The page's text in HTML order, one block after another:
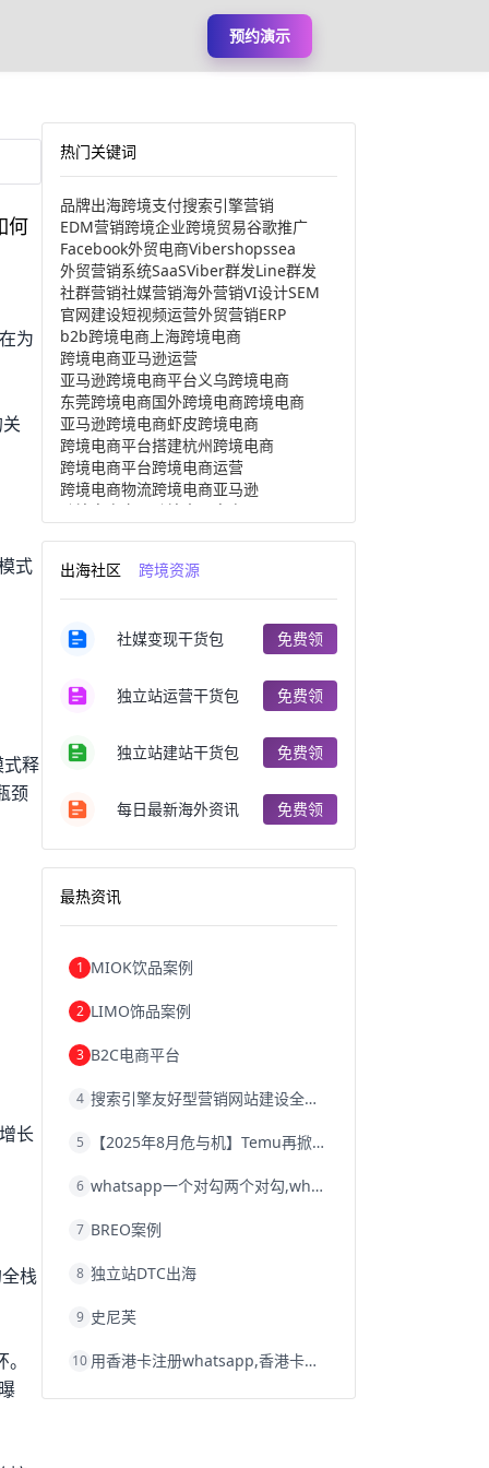
预约演示
何
为
式
式释
颈
长
栈
热门关键词
品牌出海跨境支付搜索引擎营销
EDM营销跨境企业跨境贸易谷歌推广
Facebook外贸电商Vibershopssea
外贸营销系统SaaSViber群发Line群发
社群营销社媒营销海外营销VI设计SEM
官网建设短视频运营外贸营销ERP
b2b跨境电商 上海跨境电商
跨境电商亚马逊运营
亚马逊跨境电商平台义乌跨境电商
东莞跨境电商国外跨境电商跨境电商
亚马逊跨境电商虾皮跨境电商
跨境电商平台搭建杭州跨境电商
跨境电商平台跨境电商运营
跨境电商物流跨境电商亚马逊
跨境电商产品
跨境出口电商
跨境电商分析进口跨境电商
跨境电商服务广州跨境电商
跨境电商注册跨境电商开店
跨境电商商品个人跨境电商
跨境电商案例国内跨境电商
郑州跨境电商跨境电商趋势
阿里跨境电商
跨境电商费用美国跨境电商
跨境电商教程
独立站跨境电商跨境电商独立站
跨境电商erp西安跨境电商
沈阳跨境电商跨境电商服务平台
跨境电商网店跨境电商物流模式
跨境电商结算浙江跨境电商
跨境电商优势跨境电商的优势seo运营
whatsapp群发
出海社区 跨境资源
社媒变现干货包 免费领
独立站运营干货包 免费领
独立站建站干货包 免费领
每日最新海外资讯 免费领
最热资讯
1 MIOK饮品案例
2 LIMO饰品案例
3 B2C电商平台
4 搜索引擎友好型营销网站建设全攻略
5 【2025年8月危与机】Temu再掀封店风暴，独立站才是跨境卖家的避险通道
6 whatsapp一个对勾两个对勾,whatsapp对勾代表什么意思
7 BREO案例
8 独立站DTC出海
9 史尼芙
10 用香港卡注册whatsapp,香港卡不能注册whatsapp